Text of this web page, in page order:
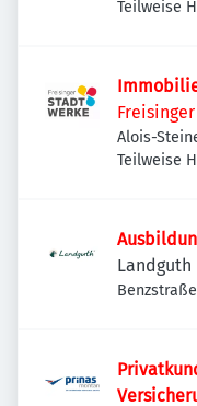
Teilweise
Alois-
Teilweise